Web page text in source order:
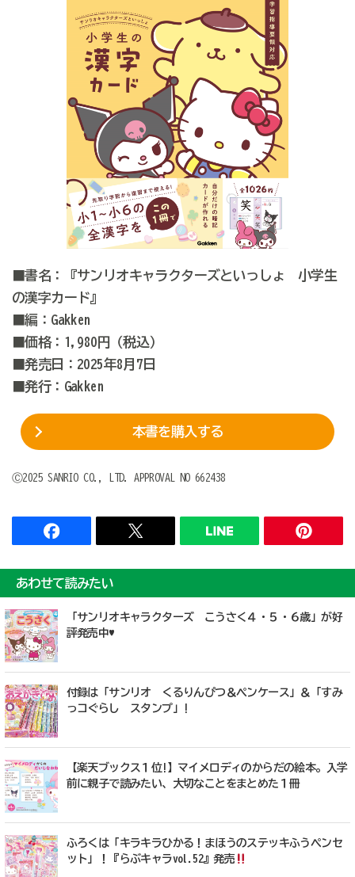
■書名：『サンリオキャラクターズといっしょ 小学生
の漢字カード』
■編：Gakken
■価格：1,980円（税込）
■発売日：2025年8月7日
■発行：Gakken
本書を購入する
Ⓒ2025 SANRIO CO., LTD. APPROVAL NO 662438
あわせて読みたい
「サンリオキャラクターズ こうさく４・５・６歳」が好
評発売中♥
付録は「サンリオ くるりんぴつ＆ペンケース」＆「すみ
っコぐらし スタンプ」!
【楽天ブックス１位!】マイメロディのからだの絵本。入学
前に親子で読みたい、大切なことをまとめた１冊
ふろくは「キラキラひかる！まほうのステッキふうペンセ
ット」！『らぶキャラvol.52』発売